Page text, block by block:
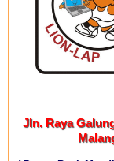
Jln. Raya